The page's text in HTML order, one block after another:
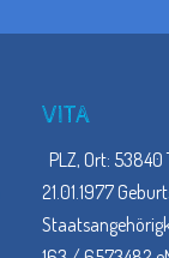
VITA
PLZ, Ort:
21.01.1977